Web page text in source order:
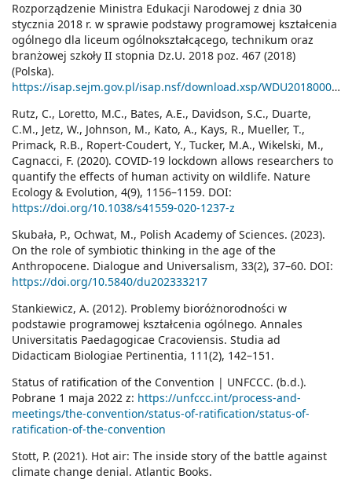
Rozporządzenie Ministra Edukacji Narodowej z dnia 30
stycznia 2018 r. w sprawie podstawy programowej kształcenia
ogólnego dla liceum ogólnokształcącego, technikum oraz
branżowej szkoły II stopnia Dz.U. 2018 poz. 467 (2018)
(Polska).
https://isap.sejm.gov.pl/isap.nsf/download.xsp/WDU20180000467/O/D20180467.pdf
Rutz, C., Loretto, M.C., Bates, A.E., Davidson, S.C., Duarte,
C.M., Jetz, W., Johnson, M., Kato, A., Kays, R., Mueller, T.,
Primack, R.B., Ropert-Coudert, Y., Tucker, M.A., Wikelski, M.,
Cagnacci, F. (2020). COVID-19 lockdown allows researchers to
quantify the effects of human activity on wildlife. Nature
Ecology & Evolution, 4(9), 1156–1159. DOI:
https://doi.org/10.1038/s41559-020-1237-z
Skubała, P., Ochwat, M., Polish Academy of Sciences. (2023).
On the role of symbiotic thinking in the age of the
Anthropocene. Dialogue and Universalism, 33(2), 37–60. DOI:
https://doi.org/10.5840/du202333217
Stankiewicz, A. (2012). Problemy bioróżnorodności w
podstawie programowej kształcenia ogólnego. Annales
Universitatis Paedagogicae Cracoviensis. Studia ad
Didacticam Biologiae Pertinentia, 111(2), 142–151.
Status of ratification of the Convention | UNFCCC. (b.d.).
Pobrane 1 maja 2022 z: https://unfccc.int/process-and-
meetings/the-convention/status-of-ratification/status-of-
ratification-of-the-convention
Stott, P. (2021). Hot air: The inside story of the battle against
climate change denial. Atlantic Books.